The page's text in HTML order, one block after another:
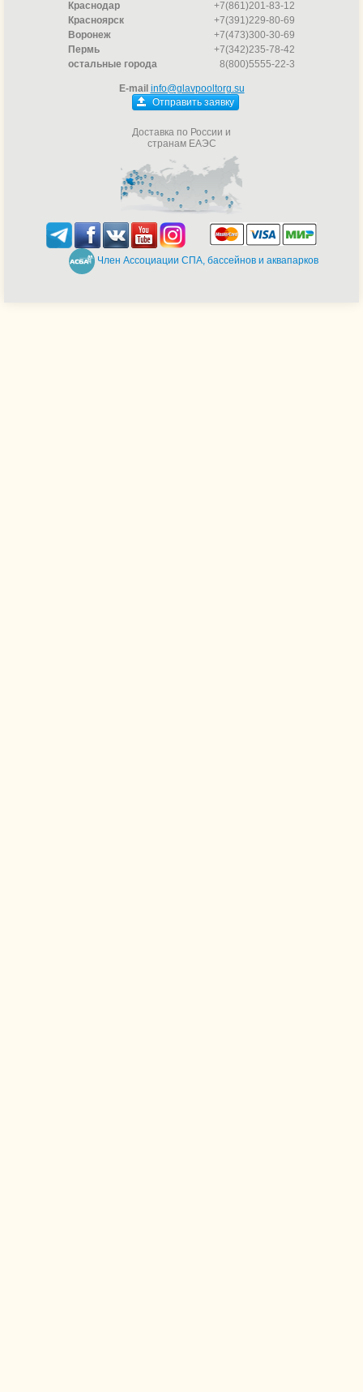
Краснодар
+7(861)201-83-12
Красноярск
+7(391)229-80-69
Воронеж
+7(473)300-30-69
Пермь
+7(342)235-78-42
остальные города
8(800)5555-22-3
E-mail info@glavpooltorg.su
Отправить заявку
Доставка по России и
странам ЕАЭС
Член Ассоциации СПА, бассейнов и аквапарков